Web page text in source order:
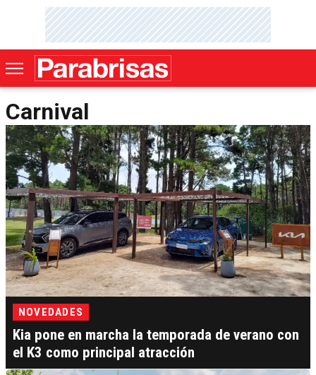
Carnival
NOVEDADES
Kia pone en marcha la temporada de verano con
el K3 como principal atracción